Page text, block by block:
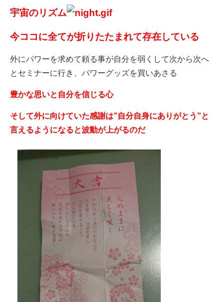
宇宙のリズム
今ココに全てが折りたたまれて存在している
外にパワーを求めて頼る事が自分を弱くして次から次へ
とセミナーに行き、パワーグッズを買いあさる
豊かな思いと自分を信じる心
そして外に向けていた感謝は”自分自身にありがとう”と
言えるようになると波動が上がるのだ